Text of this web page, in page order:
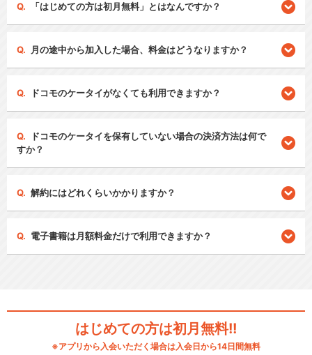
「はじめての方は初月無料」とはなんですか？
月の途中から加入した場合、料金はどうなりますか？
ドコモのケータイがなくても利用できますか？
ドコモのケータイを保有していない場合の決済方法は何で
すか？
解約にはどれくらいかかりますか？
電子書籍は月額料金だけで利用できますか？
はじめての方は初月無料!!
※アプリから入会いただく場合は入会日から14日間無料